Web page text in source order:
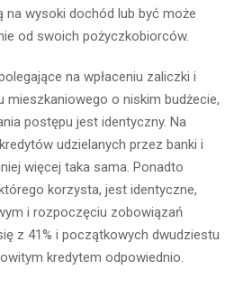
na wysoki dochód lub być może
od swoich pożyczkobiorców.
na wpłaceniu zaliczki i
mieszkaniowego o niskim budżecie,
postępu jest identyczny. Na
udzielanych przez banki i
więcej taka sama. Ponadto
korzysta, jest identyczne,
i rozpoczęciu zobowiązań
z 41% i początkowych dwudziestu
kredytem odpowiednio.